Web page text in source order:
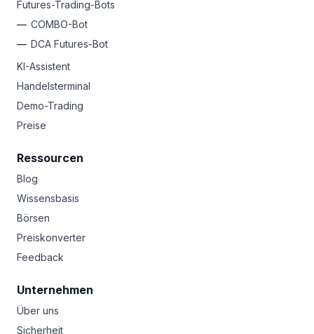
Futures-Trading-Bots
COMBO-Bot
DCA Futures-Bot
KI-Assistent
Handelsterminal
Demo-Trading
Preise
Ressourcen
Blog
Wissensbasis
Börsen
Preiskonverter
Feedback
Unternehmen
Über uns
Sicherheit